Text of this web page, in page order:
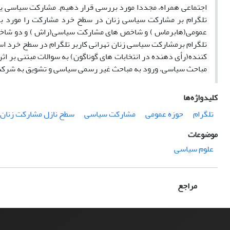
اجتماعی همراه، مجددا مورد بررسی قرار دهیم. مشارکت
تلگرام بر مشارکت سیاسی زنان در سطح خرد مشارکت را
عمومی(هابرماس ) و شاخص های مشارکت سیاسی(راش ) و دو شاخص
تلگرام برمشارکت سیاسی زنان تهرانی کاربر تلگرام در سطح
کننده(رأی دهنده در انتخابات های گوناگون) به سوالات مبتنی
مباحث سیاسی، ورود به مباحث غیر رسمی سیاسی و تشویق به
کلیدواژه‌ها
تلگرام
حوزه عمومی مشارکت سیاسی
سطح نازل مشارکت زنان
موضوعات
علوم سیاسی
مراجع